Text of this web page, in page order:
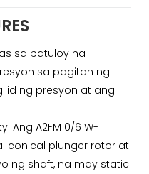
sa patuloy na
sa pagitan ng
ng presyon at ang
Ang A2FM10/61W-
conical plunger rotor at
ng shaft, na may static